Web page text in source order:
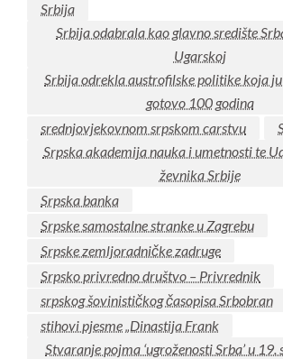
Srbija
Srbija odabrala kao glavno središte
Ugarskoj
Srbija odrekla austrofilske politike koja
gotovo 100 godina
srednjovjekovnom srpskom carstvu
Srpska akademija nauka i umetnosti te
ževnika Srbije
Srpska banka
Srpske samostalne stranke u Zagrebu
Srpske zemljoradničke zadruge
Srpsko privredno društvo – Privrednik
srpskog šovinističkog časopisa Srbobran
stihovi pjesme „Dinastija Frank
Stvaranje pojma ‘ugroženosti Srba’ u 19.